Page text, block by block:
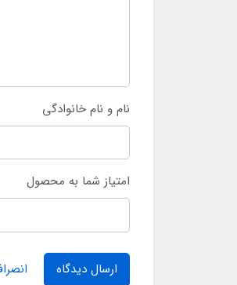
نام و نام خانوادگی
امتیاز شما به محصول
ارسال دیدگاه